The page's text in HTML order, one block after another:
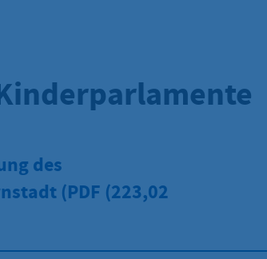
des
(PDF (223,02